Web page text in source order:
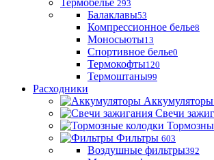
Термобелье 293
Балаклавы53
Компрессионное белье8
Моносьюты13
Спортивное белье0
Термокофты120
Термоштаны99
Расходники
Аккумуляторы
Свечи
Фильтры 603
Воздушные фильтры392